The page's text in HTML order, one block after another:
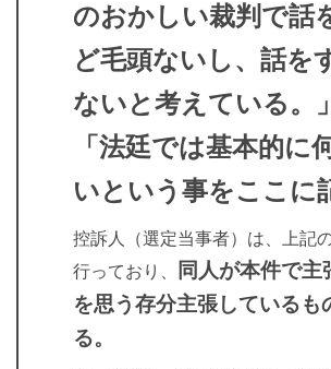
のおかしい裁判で話
ど毛頭ないし、話を
ないと考えている。」
「法廷では基本的に
いという事をここに
控訴人（選定当事者）は、上記
行っており、
同人が本件で主
を思う存分主張しているも
る。